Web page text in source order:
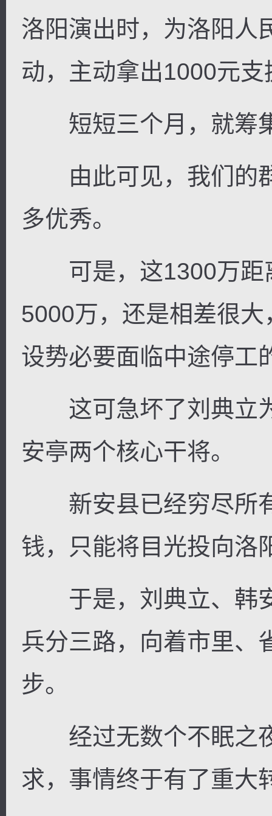
洛阳演出时，为洛阳人
动，主动拿出1000元
短短三个月，就筹
由此可见，我们的
多优秀。
可是，这1300万距
5000万，还是相差很
设势必要面临中途停工
这可急坏了刘典立
安亭两个核心干将。
新安县已经穷尽所
钱，只能将目光投向洛
于是，刘典立、韩
兵分三路，向着市里、
步。
经过无数个不眠之
求，事情终于有了重大